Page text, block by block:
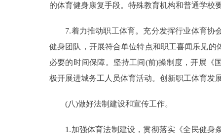
的体育健身康复手段。特殊教育机构和普通学校
7.着力推动职工体育。充分发挥行业体育协会
健身团队，开展符合单位特点和职工喜闻乐见
必要的时间保障。坚持工间(前)操制度，开展《
极开展进城务工人员体育活动。创新职工体育发
(八)做好法制建设和宣传工作。
1.加强体育法制建设，贯彻落实《全民健身条